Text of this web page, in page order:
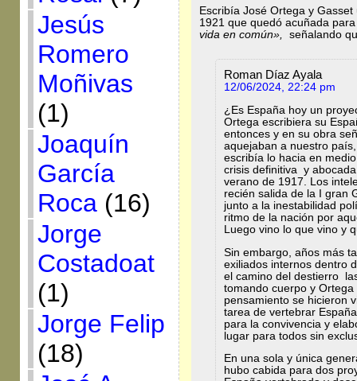
Jesús
Romero
Moñivas
(1)
Joaquín
García
Roca(16)
Jorge
Costadoat
(1)
Jorge Felip
(18)
Escribía José Ortega y
1921 que quedó acuñada
vida en común»,
señalando
Roman Díaz Ayala
12/06/2024, 22:24 pm
¿Es España hoy un
Ortega escribiera su
entonces y en su obra
aquejaban a nuestro
escribía lo hacia en
crisis definitiva y
verano de 1917. Los
recién salida de la I gran
junto a la inestabilidad
ritmo de la nación por
Luego vino lo que vino y
Sin embargo, años más
exiliados internos dentro
el camino del destierro
tomando cuerpo y
pensamiento se hicieron
tarea de vertebrar
para la convivencia y
lugar para todos sin
En una sola y única
hubo cabida para dos